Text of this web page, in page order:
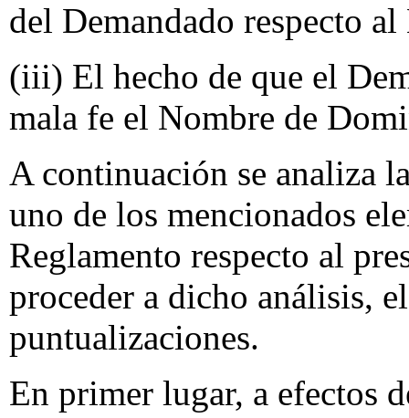
del Demandado respecto
(iii) El hecho de que el
mala fe el Nombre de
A continuación se analiza
uno de los mencionados
Reglamento respecto al
proceder a dicho análisis,
puntualizaciones.
En primer lugar, a efectos